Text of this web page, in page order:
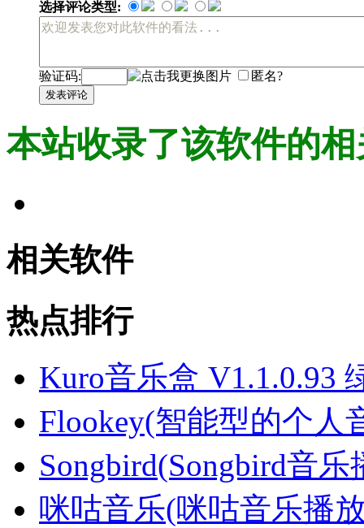
选择评论类型:
验证码: 匿名?
发表评论
本站收录了该软件的
相关软件
热点排行
Kuro音乐盒 V1.1.0.93
Flookey(智能型的个人
Songbird(Songbird音
咪咕音乐(咪咕音乐播